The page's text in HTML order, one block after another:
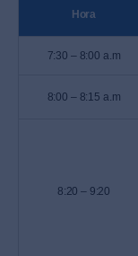
Hora
7:30 – 8:00 a.m
8:00 – 8:15 a.m
8:20 – 9:20